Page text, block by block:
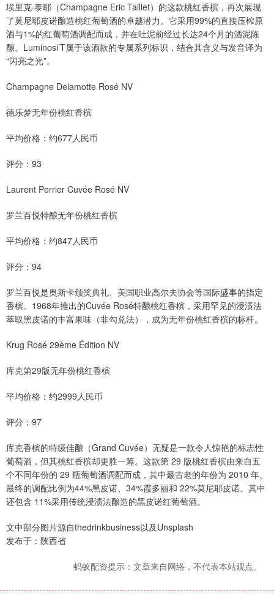
埃里克·泰耶（Champagne Eric Taillet）的这款桃红香槟，再次展现
了莫尼耶皮诺酿造桃红葡萄酒的卓越潜力。它采用99%的直接压榨原
酒与1%的红葡萄酒调配而成，并在吐泥前经过长达24个月的酒泥陈
酿。Luminosi’T属于该酒款的专属系列标识，结合其含义与发音译为
“闪亮之光”。
Champagne Delamotte Rosé NV
德乐梦无年份桃红香槟
平均价格：约677人民币
评分：93
Laurent Perrier Cuvée Rosé NV
罗兰百悦特酿无年份桃红香槟
平均价格：约847人民币
评分：94
罗兰百悦是奥斯卡颁奖典礼、美国职业高尔夫协会等国际盛事的指定
香槟。1968年推出的Cuvée Rosé特酿桃红香槟，采用罕见的浸渍法
萃取黑皮诺的丰富果味（非勾兑法），成为无年份桃红香槟的标杆。
Krug Rosé 29ème Édition NV
库克第29版无年份桃红香槟
平均价格：约2999人民币
评分：97
库克香槟的特级佳酿（Grand Cuvée）无疑是一款令人惊艳的标志性
葡萄酒，但其桃红香槟却更胜一筹。这款第 29 版桃红香槟由来自五
个不同年份的 29 瓶葡萄酒调配而成，其中最古老的年份为 2010 年。
最终的调配比例为44%黑皮诺、34%霞多丽和 22%莫尼耶皮诺。其中
还包含 11%采用传统浸渍法酿造的黑皮诺红葡萄酒。
文中部分图片源自thedrinkbusiness以及Unsplash
发布于：陕西省
蚂蚁配资提示：文章来自网络，不代表本站观点。